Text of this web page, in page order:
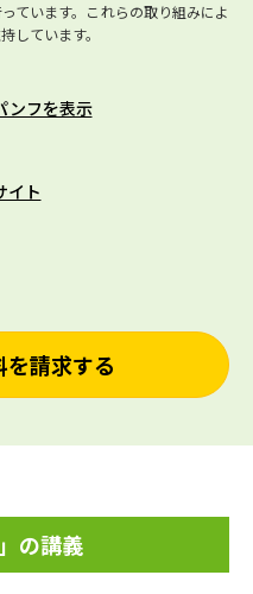
ています。これらの取り組みによ
しています。
ンフを表示
イト
を請求する
の講義